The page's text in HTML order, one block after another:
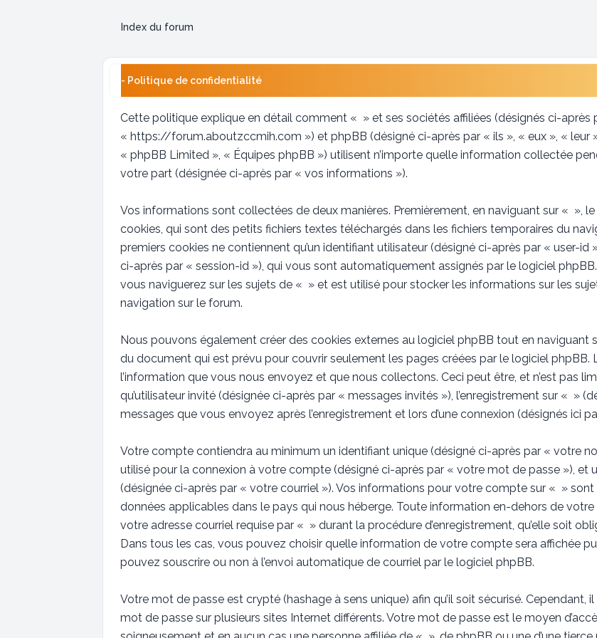
Index du forum
- Politique de confidentialité
Cette politique explique en détail comment « » et ses sociétés affiliées (désignés ci-après
« https://forum.aboutzccmih.com ») et phpBB (désigné ci-après par « ils », « eux », « leur
« phpBB Limited », « Équipes phpBB ») utilisent n’importe quelle information collectée
votre part (désignée ci-après par « vos informations »).
Vos informations sont collectées de deux manières. Premièrement, en naviguant sur « »,
cookies, qui sont des petits fichiers textes téléchargés dans les fichiers temporaires du
premiers cookies ne contiennent qu’un identifiant utilisateur (désigné ci-après par « user-
ci-après par « session-id »), qui vous sont automatiquement assignés par le logiciel
vous naviguerez sur les sujets de « » et est utilisé pour stocker les informations sur les
navigation sur le forum.
Nous pouvons également créer des cookies externes au logiciel phpBB tout en naviguant
du document qui est prévu pour couvrir seulement les pages créées par le logiciel phpBB.
l’information que vous nous envoyez et que nous collectons. Ceci peut être, et n’est pas
qu’utilisateur invité (désignée ci-après par « messages invités »), l’enregistrement sur « »
messages que vous envoyez après l’enregistrement et lors d’une connexion (désignés ici
Votre compte contiendra au minimum un identifiant unique (désigné ci-après par « votre
utilisé pour la connexion à votre compte (désigné ci-après par « votre mot de passe »), et
(désignée ci-après par « votre courriel »). Vos informations pour votre compte sur « »
données applicables dans le pays qui nous héberge. Toute information en-dehors de
votre adresse courriel requise par « » durant la procédure d’enregistrement, qu’elle soit
Dans tous les cas, vous pouvez choisir quelle information de votre compte sera affichée
pouvez souscrire ou non à l’envoi automatique de courriel par le logiciel phpBB.
Votre mot de passe est crypté (hashage à sens unique) afin qu’il soit sécurisé.
mot de passe sur plusieurs sites Internet différents. Votre mot de passe est le moyen